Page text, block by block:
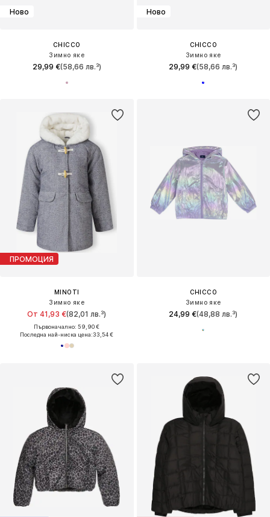
Ново
CHICCO
Зимно яке
29,99 €(58,66 лв.³)
Ново
CHICCO
Зимно яке
29,99 €(58,66 лв.³)
ПРОМОЦИЯ
MINOTI
Зимно яке
От 41,93 €(82,01 лв.³)
Първоначално: 59,90 €
Последна най-ниска цена:33,54 €
CHICCO
Зимно яке
24,99 €(48,88 лв.³)